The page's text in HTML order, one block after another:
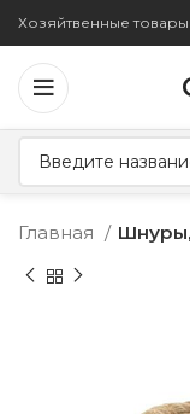
Хозяйтвенные
Главная